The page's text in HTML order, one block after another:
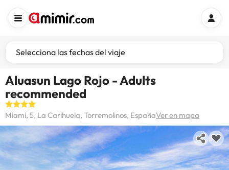
Selecciona las fechas del viaje
Aluasun Lago Rojo - Adults
recommended
Miami, 5, La Carihuela, Torremolinos, EspañaVer en mapa